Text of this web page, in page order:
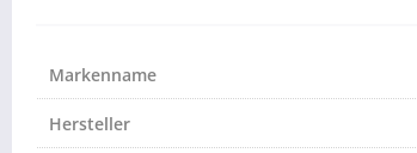
Markenname
Hersteller